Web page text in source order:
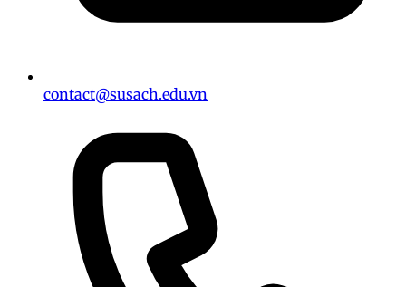
contact@susach.edu.vn